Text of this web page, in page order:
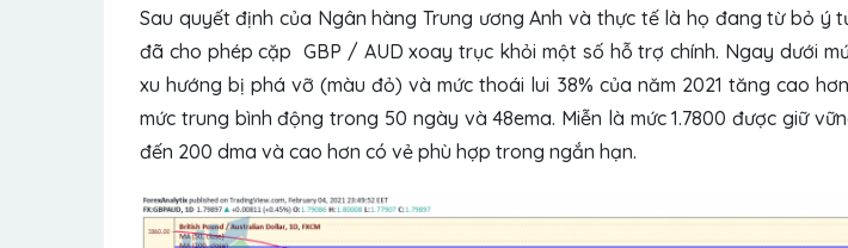
Sau quyết định của Ngân hàng Trung ương Anh và thực tế là họ đang từ bỏ ý
đã cho phép cặpGBP / AUD xoay trục khỏi một số hỗ trợ chính. Ngay dưới
xu hướng bị phá vỡ (màu đỏ) và mức thoái lui 38% của năm 2021 tăng cao
mức trung bình động trong 50 ngày và 48ema. Miễn là mức 1.7800 được giữ
đến 200 dma và cao hơn có vẻ phù hợp trong ngắn hạn.